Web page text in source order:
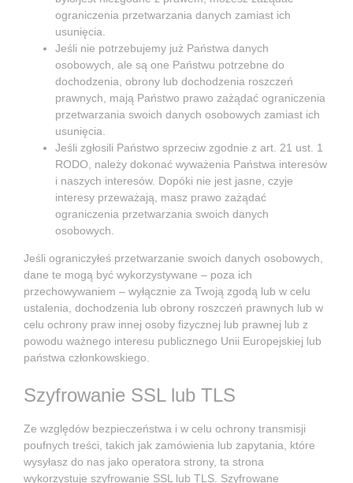
ograniczenia przetwarzania danych zamiast ich
usunięcia.
Jeśli nie potrzebujemy już Państwa danych
osobowych, ale są one Państwu potrzebne do
dochodzenia, obrony lub dochodzenia roszczeń
prawnych, mają Państwo prawo zażądać ograniczenia
przetwarzania swoich danych osobowych zamiast ich
usunięcia.
Jeśli zgłosili Państwo sprzeciw zgodnie z art. 21 ust. 1
RODO, należy dokonać wyważenia Państwa interesów
i naszych interesów. Dopóki nie jest jasne, czyje
interesy przeważają, masz prawo zażądać
ograniczenia przetwarzania swoich danych
osobowych.
Jeśli ograniczyłeś przetwarzanie swoich danych osobowych,
dane te mogą być wykorzystywane – poza ich
przechowywaniem – wyłącznie za Twoją zgodą lub w celu
ustalenia, dochodzenia lub obrony roszczeń prawnych lub w
celu ochrony praw innej osoby fizycznej lub prawnej lub z
powodu ważnego interesu publicznego Unii Europejskiej lub
państwa członkowskiego.
Szyfrowanie SSL lub TLS
Ze względów bezpieczeństwa i w celu ochrony transmisji
poufnych treści, takich jak zamówienia lub zapytania, które
wysyłasz do nas jako operatora strony, ta strona
wykorzystuje szyfrowanie SSL lub TLS. Szyfrowane